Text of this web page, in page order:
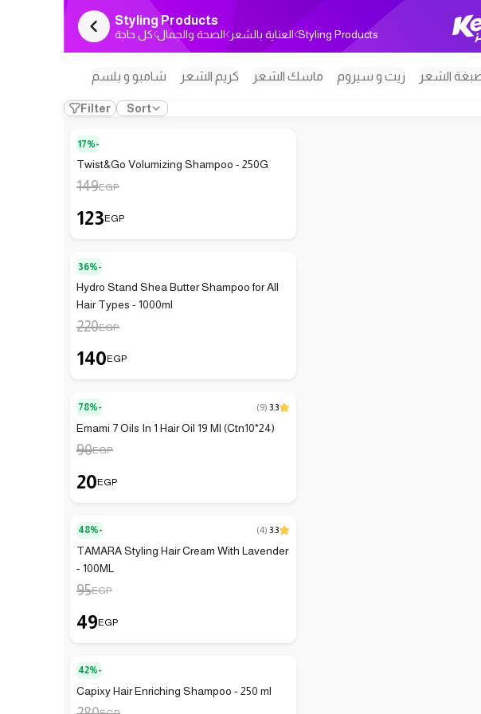
Styling Products
كل حاجة الصحة والجمال العناية بالشعر Styling Products
شامبو و بلسم كريم الشعر ماسك الشعر زيت و سيروم الشعر
Filter Sort
17%-
Twist&Go Volumizing Shampoo - 250G
149EGP
123EGP
36%-
Hydro Stand Shea Butter Shampoo for All
Hair Types - 1000ml
220EGP
140EGP
78%- (9) 3.3
Emami 7 Oils In 1 Hair Oil 19 Ml (Ctn10*24)
90EGP
20EGP
48%- (4) 3.3
TAMARA Styling Hair Cream With Lavender
- 100ML
95EGP
49EGP
42%-
Capixy Hair Enriching Shampoo - 250 ml